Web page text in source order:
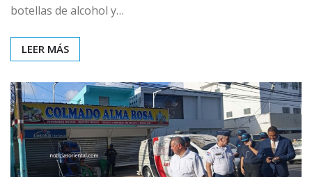
botellas de alcohol y…
LEER MÁS